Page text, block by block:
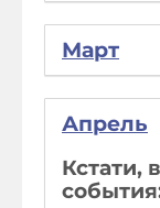
Март
Апрель
Кстати,